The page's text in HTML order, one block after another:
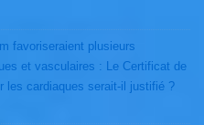
favoriseraient plusieurs
et vasculaires : Le Certificat de
les cardiaques serait-il justifié ?